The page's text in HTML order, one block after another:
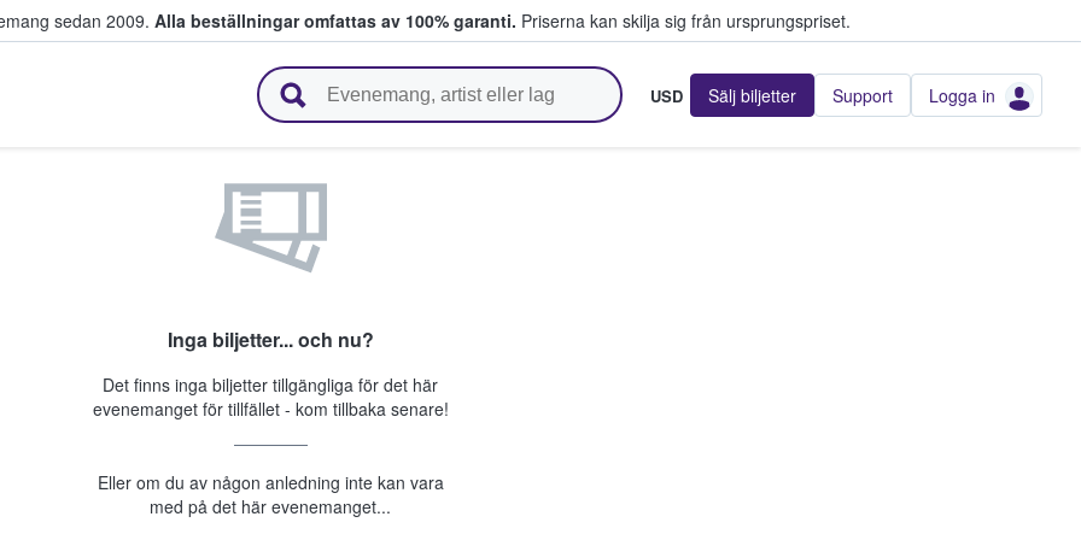
sedan 2009. Alla beställningar omfattas av 100% garanti. Priserna kan skilja sig från ursprungspriset.
biljetter. USD Sälj biljetter Support Logga in
Inga biljetter... och nu?
Det finns inga biljetter tillgängliga för det här
evenemanget för tillfället - kom tillbaka senare!
Eller om du av någon anledning inte kan vara
med på det här evenemanget...